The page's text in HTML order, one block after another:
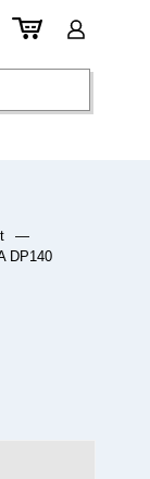
—
DP140